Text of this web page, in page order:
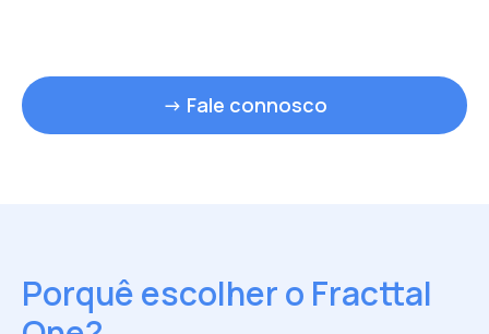
→ Fale connosco
Porquê escolher o Fracttal